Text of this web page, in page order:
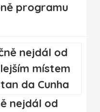
programu
nejdál od